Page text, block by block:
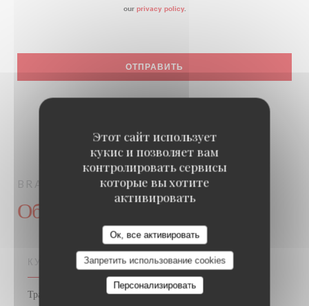
Этот сайт использует
кукис и позволяет вам
контролировать сервисы
которые вы хотите
активировать
Ок, все активировать
Запретить использование cookies
Персонализировать
our privacy policy.
BRASSERIE LIPPПИВНОЙ БАР
Общая информация
КУХНЯ
Традиционный французский, Традиционная кухня